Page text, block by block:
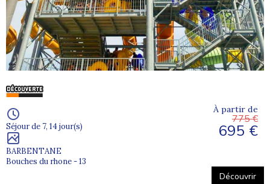
Séjour de 7, 14 jour(s)
BARBENTANE
Bouches du rhone - 13
À partir de
775 €
695 €
Découvrir